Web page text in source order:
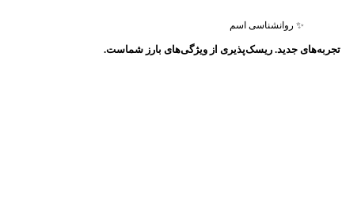
✨ روانشناسی اسم
جدید. ریسک‌پذیری از ویژگی‌های بارز شماست.